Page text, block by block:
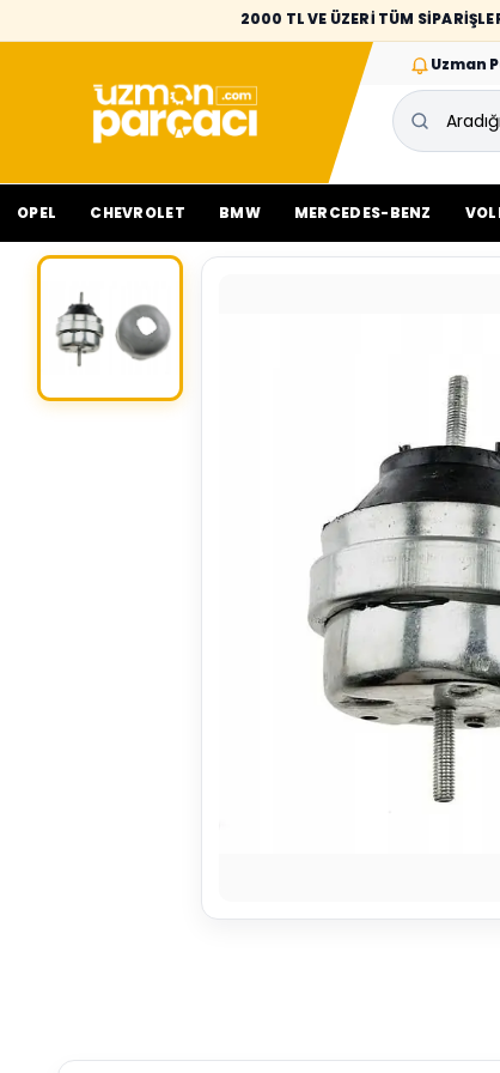
2000 TL VE ÜZERİ TÜM
Uzman
OPEL CHEVROLET BMW MERCEDES-BENZ